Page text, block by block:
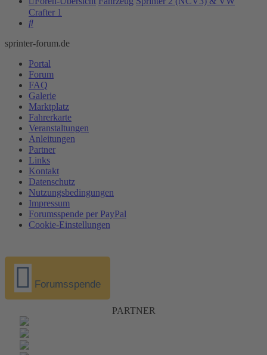
Crafter 1
Suche
sprinter-forum.de
Portal
Forum
FAQ
Galerie
Marktplatz
Fahrerkarte
Veranstaltungen
Anleitungen
Partner
Links
Kontakt
Datenschutz
Nutzungsbedingungen
Impressum
Forumsspende per PayPal
Cookie-Einstellungen
Forumsspende
PARTNER